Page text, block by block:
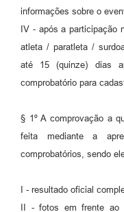
informações sobre o
IV - após a participação
atleta / paratleta /
até 15 (quinze) dias
comprobatório para
§ 1º A comprovação a
feita mediante a
comprobatórios, sendo
I - resultado oficial
II - fotos em frente ao